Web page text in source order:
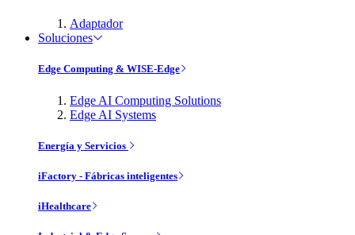
Adaptador
Soluciones
Edge Computing & WISE-Edge
Edge AI Computing Solutions
Edge AI Systems
Energía y Servicios
iFactory - Fábricas inteligentes
iHealthcare